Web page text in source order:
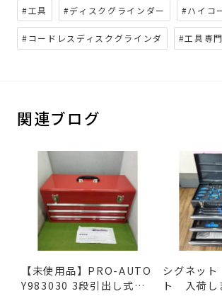
#工具 #ディスクグラインダー #ハイコ
#コードレスディスクグラインダ #工具専
関連ブログ
【未使用品】PRO-AUTO
Y983030 3段引出し式ツ
シグネッ
ト 入荷し